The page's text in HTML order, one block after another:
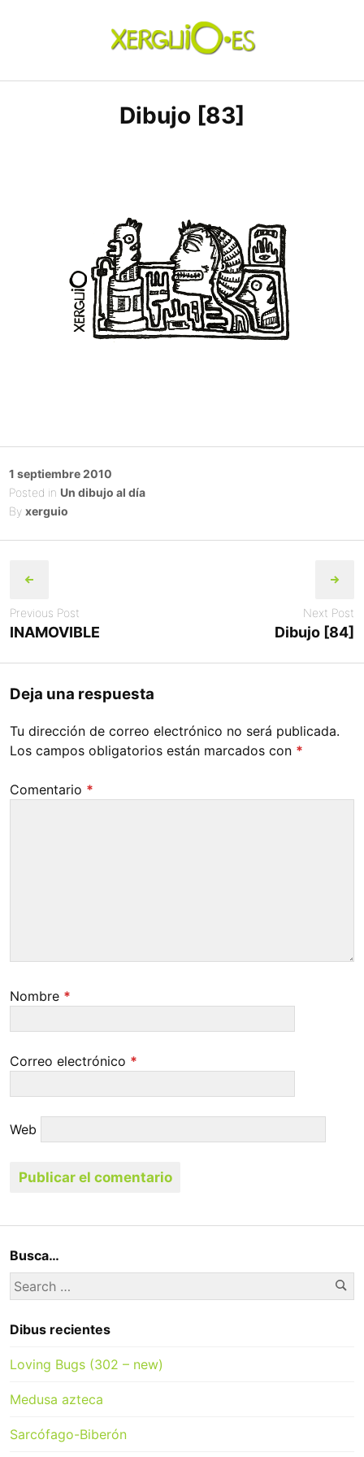
xerguio.ES | ilustración
Dibujo [83]
Posted
on
1 septiembre 2010
Posted in Un dibujo al día
By xerguio
navigation
Previous Post
INAMOVIBLE
Next Post
Dibujo [84]
Deja una respuesta
Tu dirección de correo electrónico no será publicada.
Los campos obligatorios están marcados con *
Comentario *
Nombre *
Correo electrónico *
Web
Busca…
Search
for:
Dibus recientes
Loving Bugs (302 – new)
Medusa azteca
Sarcófago-Biberón